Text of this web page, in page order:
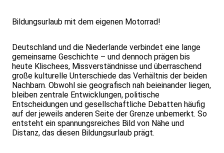
Bildungsurlaub mit dem eigenen Motorrad!
Deutschland und die Niederlande verbindet eine lange
gemeinsame Geschichte – und dennoch prägen bis
heute Klischees, Missverständnisse und überraschend
große kulturelle Unterschiede das Verhältnis der beiden
Nachbarn. Obwohl sie geografisch nah beieinander liegen,
bleiben zentrale Entwicklungen, politische
Entscheidungen und gesellschaftliche Debatten häufig
auf der jeweils anderen Seite der Grenze unbemerkt. So
entsteht ein spannungsreiches Bild von Nähe und
Distanz, das diesen Bildungsurlaub prägt.